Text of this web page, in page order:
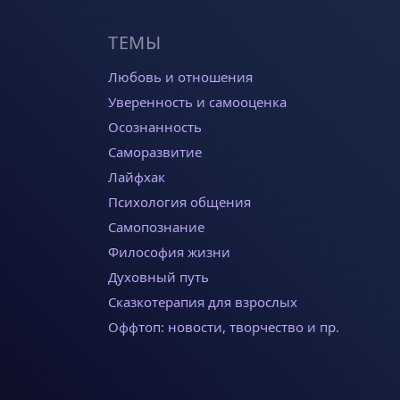
ТЕМЫ
Любовь и отношения
Уверенность и самооценка
Осознанность
Саморазвитие
Лайфхак
Психология общения
Самопознание
Философия жизни
Духовный путь
Сказкотерапия для взрослых
Оффтоп: новости, творчество и пр.